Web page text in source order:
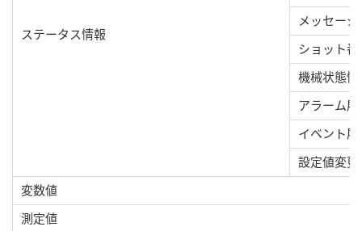
ステータス情報
メッセージ
ショット番
機械状態
アラーム
イベント
設定値変
変数値
測定値